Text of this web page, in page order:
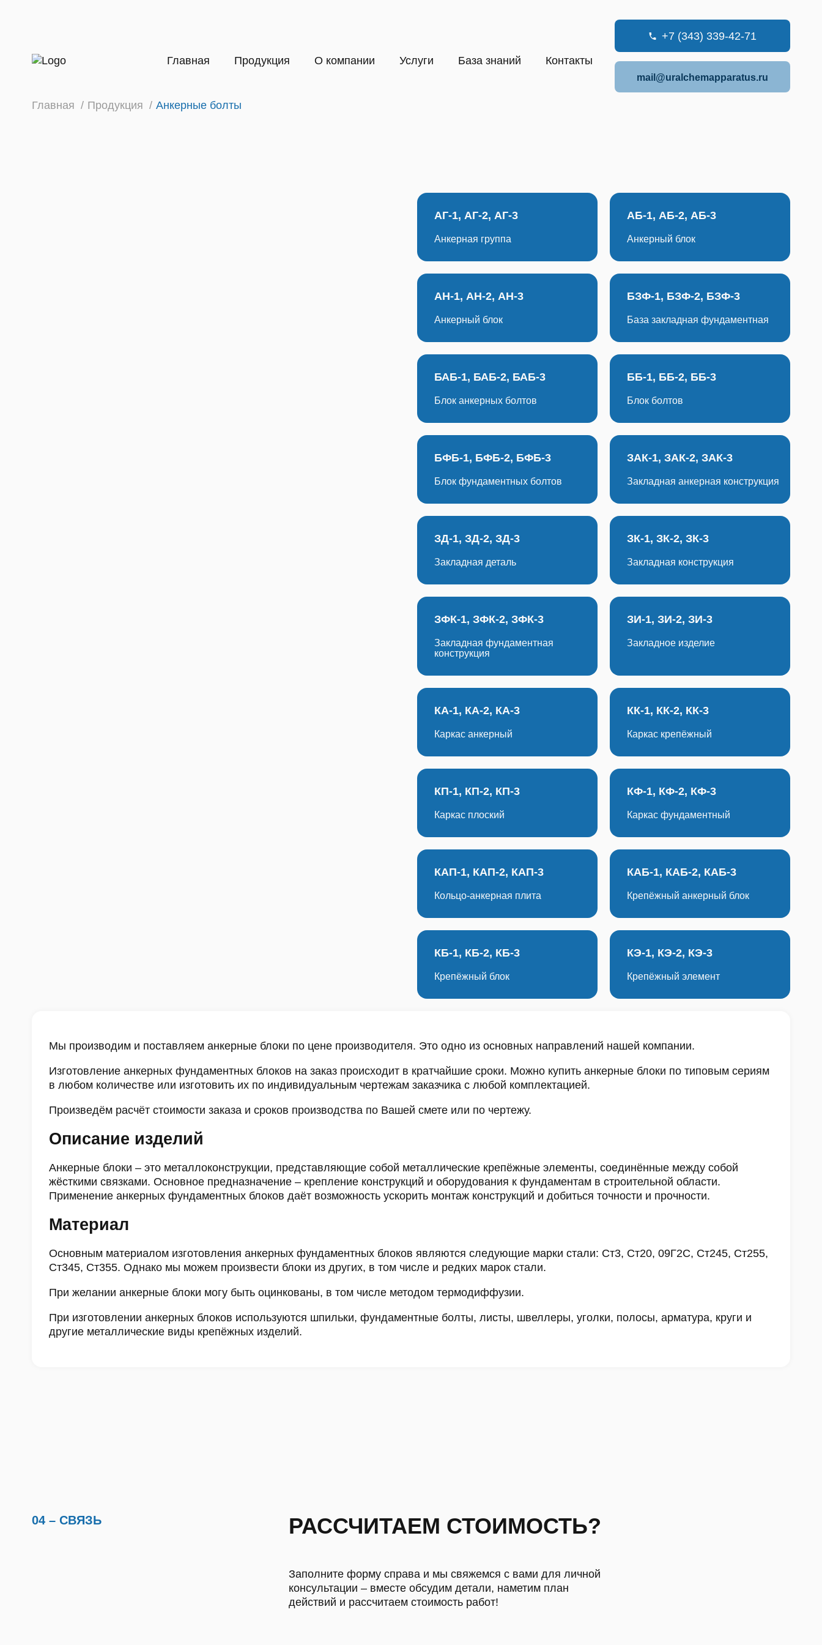
Главная Продукция О компании Услуги База знаний Контакты
+7 (343) 339-42-71
mail@uralchemapparatus.ru
Главная / Продукция / Анкерные болты
АГ-1, АГ-2, АГ-3
Анкерная группа
АБ-1, АБ-2, АБ-3
Анкерный блок
АН-1, АН-2, АН-3
Анкерный блок
БЗФ-1, БЗФ-2, БЗФ-3
База закладная фундаментная
БАБ-1, БАБ-2, БАБ-3
Блок анкерных болтов
ББ-1, ББ-2, ББ-3
Блок болтов
БФБ-1, БФБ-2, БФБ-3
Блок фундаментных болтов
ЗАК-1, ЗАК-2, ЗАК-3
Закладная анкерная конструкция
ЗД-1, ЗД-2, ЗД-3
Закладная деталь
ЗК-1, ЗК-2, ЗК-3
Закладная конструкция
ЗФК-1, ЗФК-2, ЗФК-3
Закладная фундаментная
конструкция
ЗИ-1, ЗИ-2, ЗИ-3
Закладное изделие
КА-1, КА-2, КА-3
Каркас анкерный
КК-1, КК-2, КК-3
Каркас крепёжный
КП-1, КП-2, КП-3
Каркас плоский
КФ-1, КФ-2, КФ-3
Каркас фундаментный
КАП-1, КАП-2, КАП-3
Кольцо-анкерная плита
КАБ-1, КАБ-2, КАБ-3
Крепёжный анкерный блок
КБ-1, КБ-2, КБ-3
Крепёжный блок
КЭ-1, КЭ-2, КЭ-3
Крепёжный элемент
Мы производим и поставляем анкерные блоки по цене производителя. Это одно из основных направлений нашей компании.
Изготовление анкерных фундаментных блоков на заказ происходит в кратчайшие сроки. Можно купить анкерные блоки по типовым сериям
в любом количестве или изготовить их по индивидуальным чертежам заказчика с любой комплектацией.
Произведём расчёт стоимости заказа и сроков производства по Вашей смете или по чертежу.
Описание изделий
Анкерные блоки – это металлоконструкции, представляющие собой металлические крепёжные элементы, соединённые между собой
жёсткими связками. Основное предназначение – крепление конструкций и оборудования к фундаментам в строительной области.
Применение анкерных фундаментных блоков даёт возможность ускорить монтаж конструкций и добиться точности и прочности.
Материал
Основным материалом изготовления анкерных фундаментных блоков являются следующие марки стали: Ст3, Ст20, 09Г2С, Ст245, Ст255,
Ст345, Ст355. Однако мы можем произвести блоки из других, в том числе и редких марок стали.
При желании анкерные блоки могу быть оцинкованы, в том числе методом термодиффузии.
При изготовлении анкерных блоков используются шпильки, фундаментные болты, листы, швеллеры, уголки, полосы, арматура, круги и
другие металлические виды крепёжных изделий.
04 – СВЯЗЬ РАССЧИТАЕМ СТОИМОСТЬ?
Заполните форму справа и мы свяжемся с вами для личной
консультации – вместе обсудим детали, наметим план
действий и рассчитаем стоимость работ!